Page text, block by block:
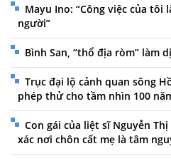
Mayu Ino: “Công việc của
người”
Bình San, “thổ địa ròm” làm
Trục đại lộ cảnh quan sông
phép thử cho tầm nhìn 100
Con gái của liệt sĩ Nguyễn
xác nơi chôn cất mẹ là tâm